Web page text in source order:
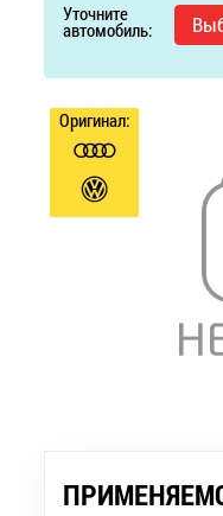
Уточните
автомобиль:
Оригинал: